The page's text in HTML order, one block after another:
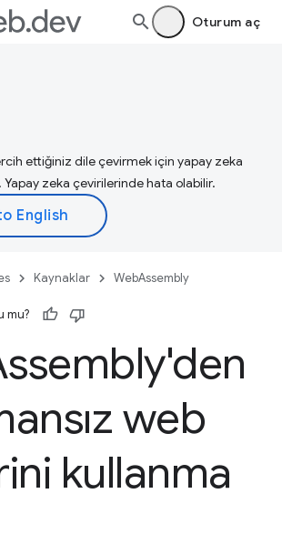
Oturum aç
ettiğiniz dile çevirmek için yapay zeka
Yapay zeka çevirilerinde hata olabilir.
Kaynaklar WebAssembly
mu?
web
kullanma